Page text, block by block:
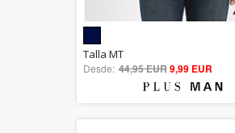
out of 5
Talla MT
Desde: 44,95 EUR9,99 EUR